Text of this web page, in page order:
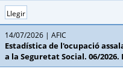
Llegir
14/07/2026 AFIC
Estadística de l'ocupació
a la Seguretat Social. 06/